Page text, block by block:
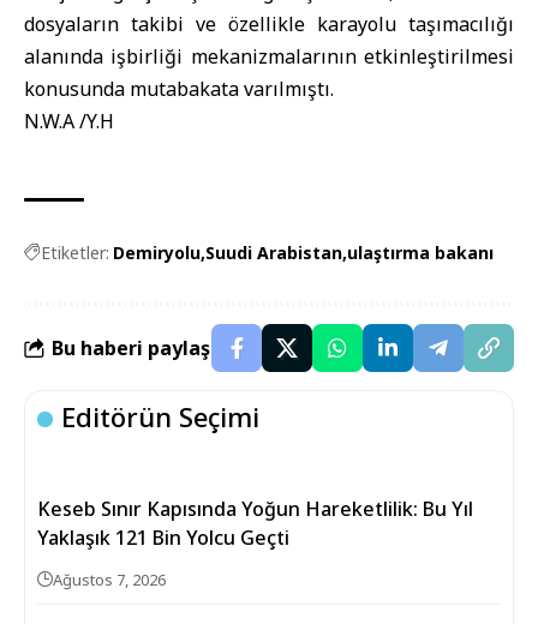
dosyaların takibi ve özellikle karayolu taşımacılığı
alanında işbirliği mekanizmalarının etkinleştirilmesi
konusunda mutabakata varılmıştı.
N.W.A /Y.H
Etiketler: Demiryolu Suudi Arabistan ulaştırma bakanı
Bu haberi paylaş
Editörün Seçimi
Keseb Sınır Kapısında Yoğun Hareketlilik: Bu Yıl
Yaklaşık 121 Bin Yolcu Geçti
Ağustos 7, 2026